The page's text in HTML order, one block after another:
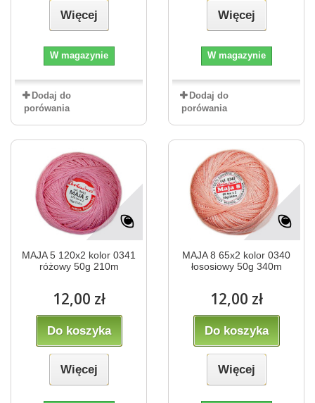
Więcej
W magazynie
Dodaj do
porówania
Więcej
W magazynie
Dodaj do
porówania
MAJA 5 120x2 kolor 0341
różowy 50g 210m
12,00 zł
Do koszyka
Więcej
MAJA 8 65x2 kolor 0340
łososiowy 50g 340m
12,00 zł
Do koszyka
Więcej